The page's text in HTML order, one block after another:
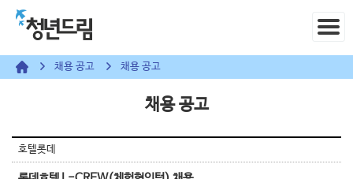
채용 공고 채용 공고
채용 공고
호텔롯데